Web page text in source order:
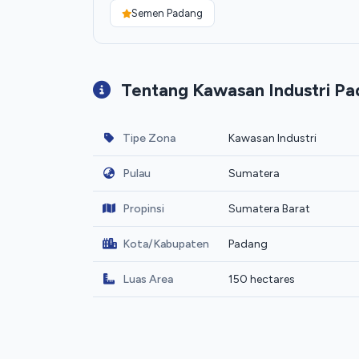
Semen Padang
Tentang Kawasan Industri
Tipe Zona Kawasan Industri
Pulau Sumatera
Propinsi Sumatera Barat
Kota/Kabupaten Padang
Luas Area 150 hectares